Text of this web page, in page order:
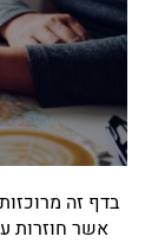
בדף זה
אשר חוזרות